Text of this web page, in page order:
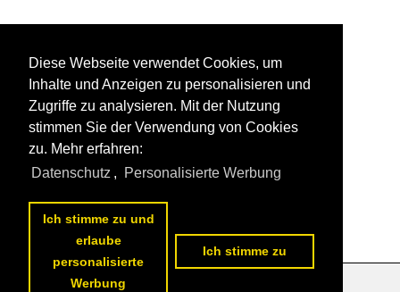
Diese Webseite verwendet Cookies, um
Inhalte und Anzeigen zu personalisieren und
Zugriffe zu analysieren. Mit der Nutzung
stimmen Sie der Verwendung von Cookies
zu. Mehr erfahren:
Datenschutz , Personalisierte Werbung
Ich stimme zu und
erlaube
personalisierte
Werbung
Ich stimme zu